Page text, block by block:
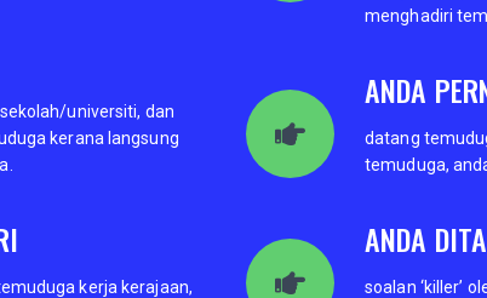
universiti, dan
kerana langsung
kerja kerajaan,
menghadiri
ANDA
datang
temuduga,
ANDA
soalan ‘killer’